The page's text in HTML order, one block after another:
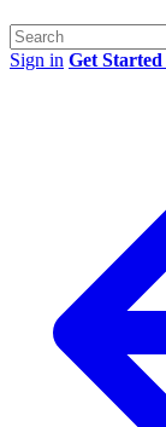
Sign in Get Started